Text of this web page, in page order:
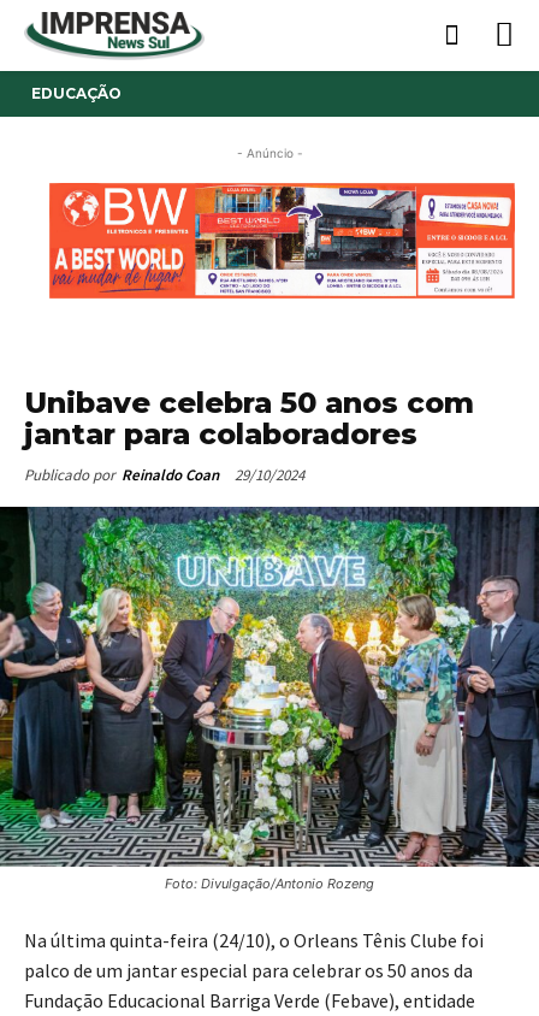
EDUCAÇÃO
- Anúncio -
Unibave celebra 50 anos com
jantar para colaboradores
Publicado por Reinaldo Coan 29/10/2024
Foto: Divulgação/Antonio Rozeng
Na última quinta-feira (24/10), o Orleans Tênis Clube foi
palco de um jantar especial para celebrar os 50 anos da
Fundação Educacional Barriga Verde (Febave), entidade